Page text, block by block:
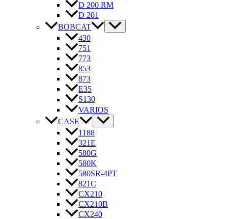
D 200 RM
D 201
BOBCAT
430
751
773
853
873
E35
S130
VARIOS
CASE
1188
321E
580G
580K
580SR-4PT
821C
CX210
CX210B
CX240